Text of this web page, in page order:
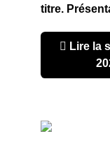
titre.
Lire la